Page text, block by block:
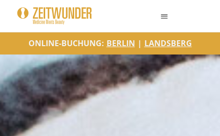
ONLINE-BUCHUNG: BERLIN | LANDSBERG